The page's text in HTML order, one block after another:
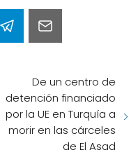
De un centro de
detención financiado
por la UE en Turquía a
morir en las cárceles
de El Asad